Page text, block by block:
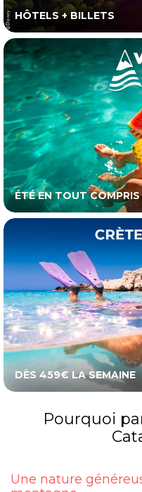
HÔTELS + BILLETS
ÉTÉ EN TOUT COMPRIS
DÈS 459€ LA SEMAINE
Pourquoi
Une nature